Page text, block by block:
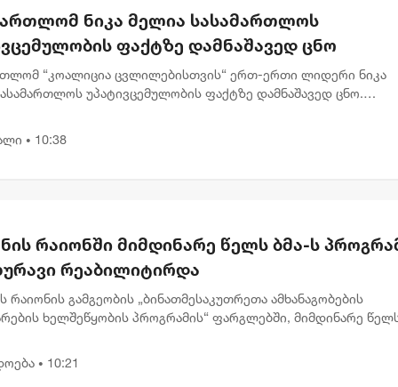
ნიკა მელია სასამართლოს
ფაქტზე დამნაშავედ ცნო
“კოალიცია ცვლილებისთვის“ ერთ-ერთი ლიდერი ნიკა
უპატივცემულობის ფაქტზე დამნაშავედ ცნო.
• 10:38
რაიონში მიმდინარე წელს ბმა-ს
რეაბილიტირდა
რაიონის გამგეობის „ბინათმესაკუთრეთა ამხანაგობების
ხელშეწყობის პროგრამის“ ფარგლებში, მიმდინარე
განხო...
• 10:21